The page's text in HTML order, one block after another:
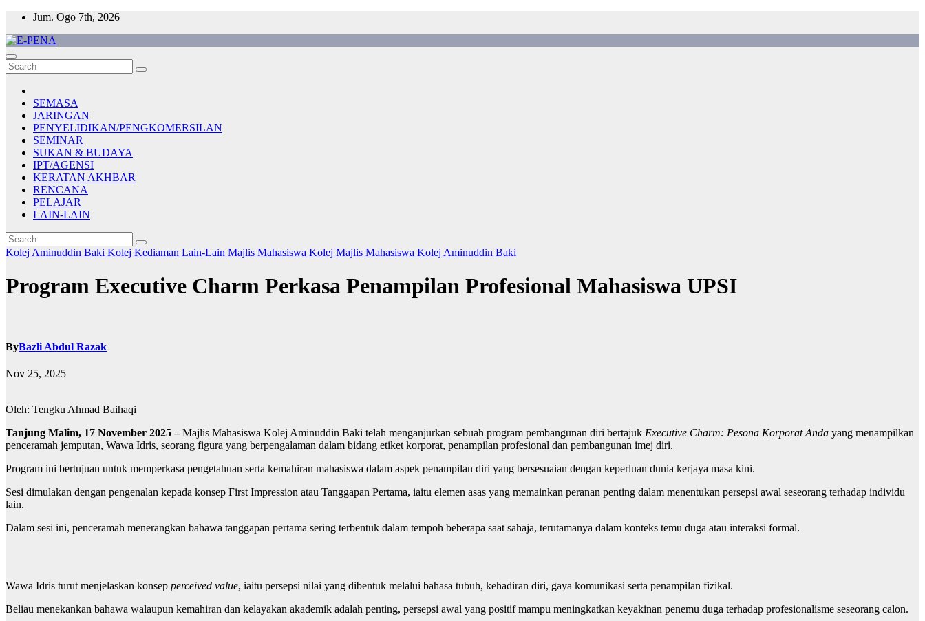
Skip
content
Jum. Ogo 7th, 2026
E-PENA
Berita Digital Terkini
SEMASA
JARINGAN
PENYELIDIKAN/PENGKOMERSILAN
SEMINAR
SUKAN & BUDAYA
IPT/AGENSI
KERATAN AKHBAR
RENCANA
PELAJAR
LAIN-LAIN
Kolej Aminuddin Baki Kolej Kediaman Lain-Lain Majlis Mahasiswa Kolej Majlis Mahasiswa Kolej Aminuddin Baki
Program Executive Charm Perkasa Penampilan Profesional Mahasiswa UPSI
ByBazli Abdul Razak
Nov 25, 2025
Oleh: Tengku Ahmad Baihaqi
Tanjung Malim, 17 November 2025 –Majlis Mahasiswa Kolej Aminuddin Baki telah menganjurkan sebuah program pembangunan diri bertajuk Executive Charm: Pesona Korporat Anda yang menampilkan
penceramah jemputan, Wawa Idris, seorang figura yang berpengalaman dalam bidang etiket korporat, penampilan profesional dan pembangunan imej diri.
Program ini bertujuan untuk memperkasa pengetahuan serta kemahiran mahasiswa dalam aspek penampilan diri yang bersesuaian dengan keperluan dunia kerjaya masa kini.
Sesi dimulakan dengan pengenalan kepada konsep First Impression atau Tanggapan Pertama, iaitu elemen asas yang memainkan peranan penting dalam menentukan persepsi awal seseorang terhadap individu
lain.
Dalam sesi ini, penceramah menerangkan bahawa tanggapan pertama sering terbentuk dalam tempoh beberapa saat sahaja, terutamanya dalam konteks temu duga atau interaksi formal.
Wawa Idris turut menjelaskan konsep perceived value, iaitu persepsi nilai yang dibentuk melalui bahasa tubuh, kehadiran diri, gaya komunikasi serta penampilan fizikal.
Beliau menekankan bahawa walaupun kemahiran dan kelayakan akademik adalah penting, persepsi awal yang positif mampu meningkatkan keyakinan penemu duga terhadap profesionalisme seseorang calon.